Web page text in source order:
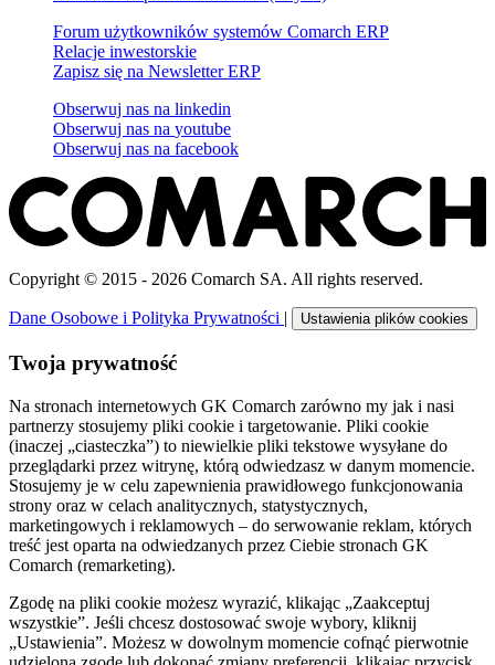
Forum użytkowników systemów Comarch ERP
Relacje inwestorskie
Zapisz się na Newsletter ERP
Obserwuj nas na linkedin
Obserwuj nas na youtube
Obserwuj nas na facebook
Copyright © 2015 - 2026 Comarch SA. All rights reserved.
Dane Osobowe i Polityka Prywatności | Ustawienia plików cookies
Twoja prywatność
Na stronach internetowych GK Comarch zarówno my jak i nasi
partnerzy stosujemy pliki cookie i targetowanie. Pliki cookie
(inaczej „ciasteczka”) to niewielkie pliki tekstowe wysyłane do
przeglądarki przez witrynę, którą odwiedzasz w danym momencie.
Stosujemy je w celu zapewnienia prawidłowego funkcjonowania
strony oraz w celach analitycznych, statystycznych,
marketingowych i reklamowych – do serwowanie reklam, których
treść jest oparta na odwiedzanych przez Ciebie stronach GK
Comarch (remarketing).
Zgodę na pliki cookie możesz wyrazić, klikając „Zaakceptuj
wszystkie”. Jeśli chcesz dostosować swoje wybory, kliknij
„Ustawienia”. Możesz w dowolnym momencie cofnąć pierwotnie